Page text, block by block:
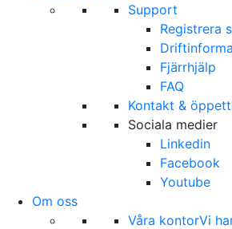
Support
Registrera
Fjärrhjälp
FAQ
Kontakt &
Sociala medier
Linkedin
Facebook
Youtube
Om oss
Våra kontorVi